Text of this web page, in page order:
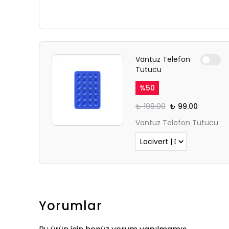
Vantuz Telefon
Tutucu
%50
₺ 198.00 ₺ 99.00
Vantuz Telefon Tutucu
Yorumlar